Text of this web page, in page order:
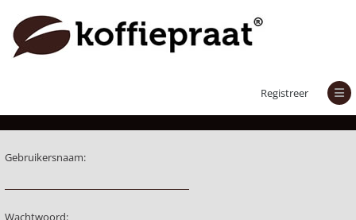
Registreer
Gebruikersnaam:
Wachtwoord: